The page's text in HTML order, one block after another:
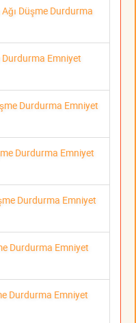
Düşme Durdurma
Durdurma Emniyet
Durdurma Emniyet
Durdurma Emniyet
Durdurma Emniyet
Durdurma Emniyet
Durdurma Emniyet